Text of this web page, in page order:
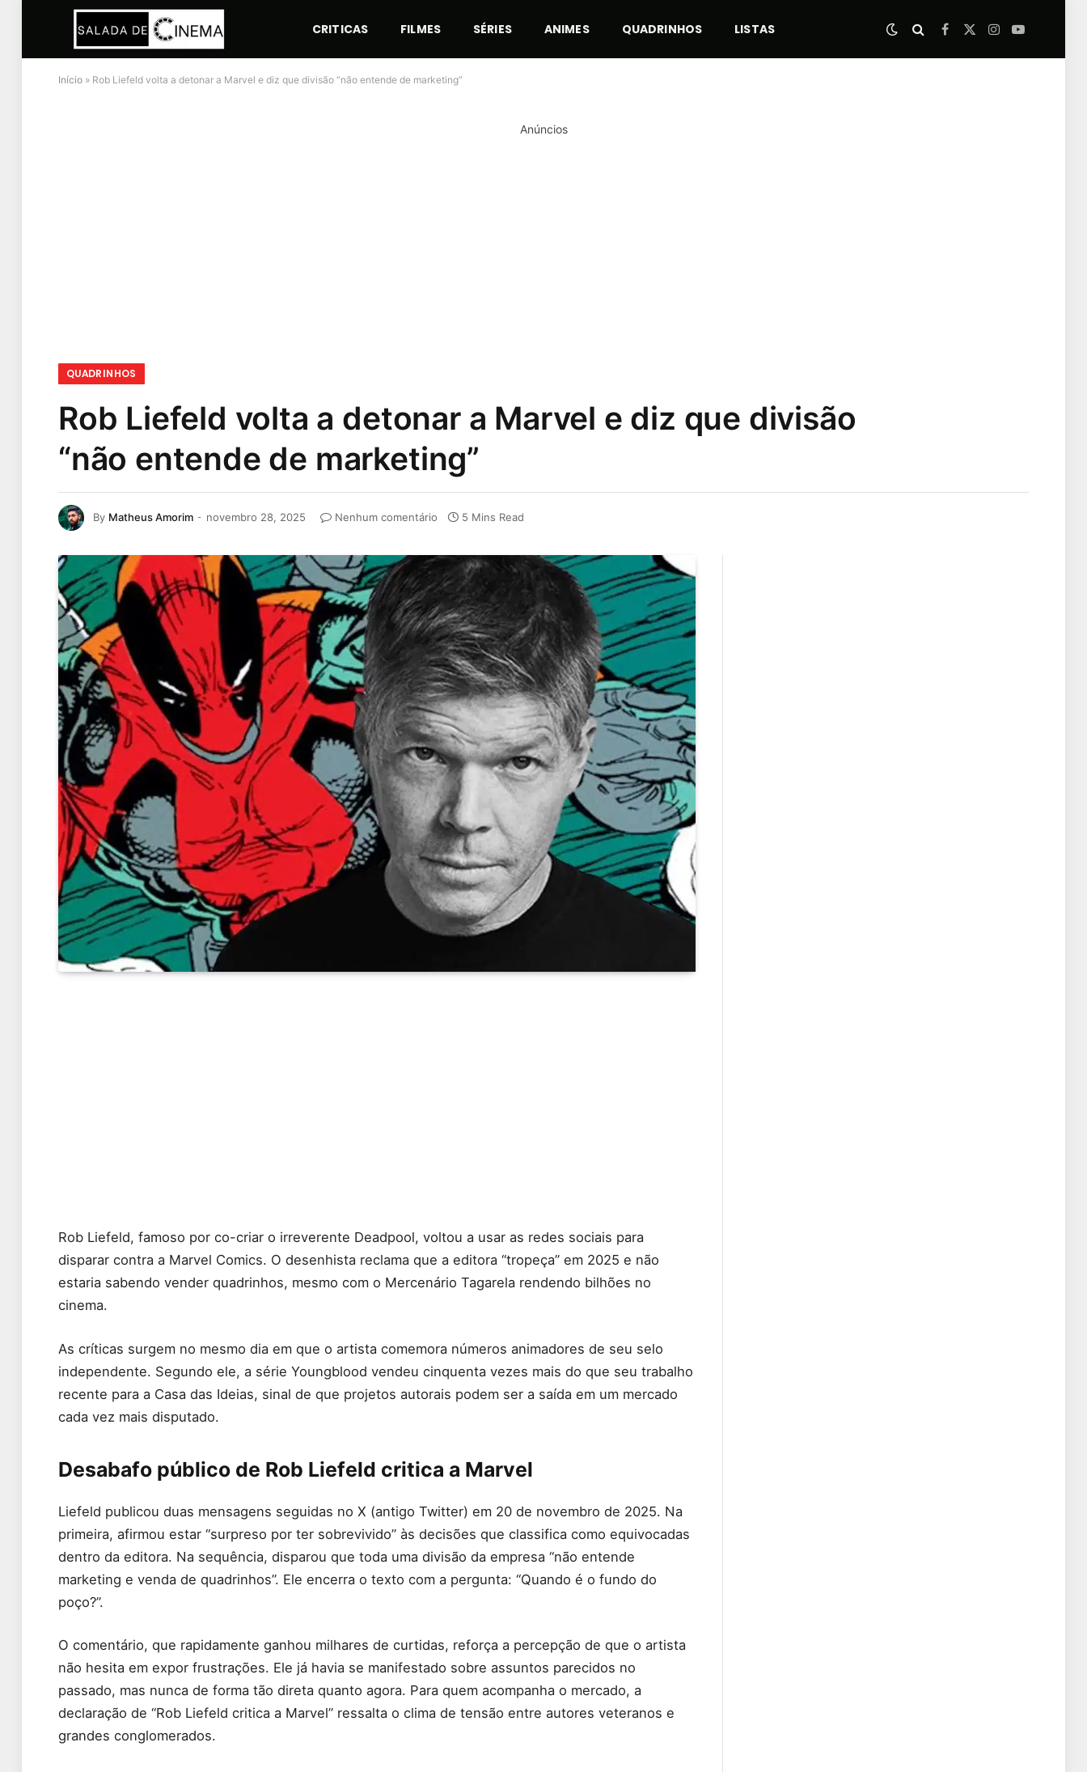
CRITICAS FILMES SÉRIES ANIMES QUADRINHOS LISTAS Facebook
X
Instagram
YouTube
Início » Rob Liefeld volta a detonar a Marvel e diz que divisão “não entende de marketing”
Anúncios
QUADRINHOS
Rob Liefeld volta a detonar a Marvel e diz que divisão
“não entende de marketing”
By Matheus Amorim novembro 28, 2025 Nenhum comentário 5 Mins Read
Rob Liefeld, famoso por co-criar o irreverente Deadpool, voltou a usar as redes sociais para
disparar contra a Marvel Comics. O desenhista reclama que a editora “tropeça” em 2025 e não
estaria sabendo vender quadrinhos, mesmo com o Mercenário Tagarela rendendo bilhões no
cinema.
As críticas surgem no mesmo dia em que o artista comemora números animadores de seu selo
independente. Segundo ele, a série Youngblood vendeu cinquenta vezes mais do que seu trabalho
recente para a Casa das Ideias, sinal de que projetos autorais podem ser a saída em um mercado
cada vez mais disputado.
Desabafo público de Rob Liefeld critica a Marvel
Liefeld publicou duas mensagens seguidas no X (antigo Twitter) em 20 de novembro de 2025. Na
primeira, afirmou estar “surpreso por ter sobrevivido” às decisões que classifica como equivocadas
dentro da editora. Na sequência, disparou que toda uma divisão da empresa “não entende
marketing e venda de quadrinhos”. Ele encerra o texto com a pergunta: “Quando é o fundo do
poço?”.
O comentário, que rapidamente ganhou milhares de curtidas, reforça a percepção de que o artista
não hesita em expor frustrações. Ele já havia se manifestado sobre assuntos parecidos no
passado, mas nunca de forma tão direta quanto agora. Para quem acompanha o mercado, a
declaração de “Rob Liefeld critica a Marvel” ressalta o clima de tensão entre autores veteranos e
grandes conglomerados.